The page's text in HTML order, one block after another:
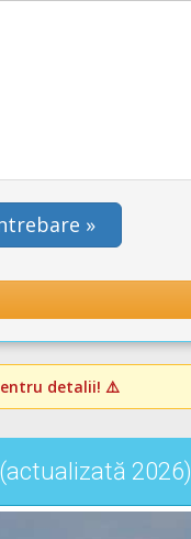
»
detalii! ⚠️
2026)